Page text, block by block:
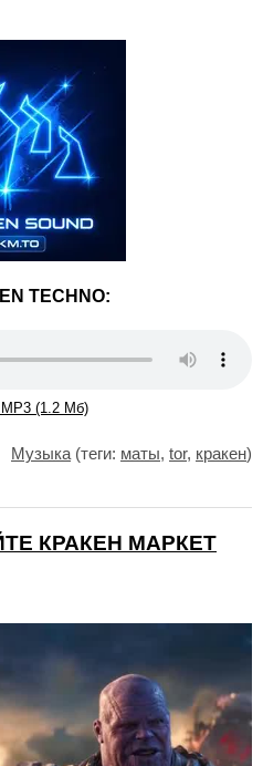
TECHNO:
(1.2 Мб)
Музыка (теги: маты, tor, кракен)
КРАКЕН МАРКЕТ